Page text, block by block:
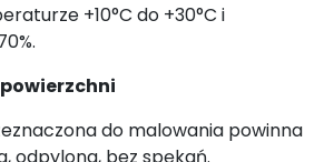
+10°C do +30°C i
do malowania powinna
odpylona, bez spękań.